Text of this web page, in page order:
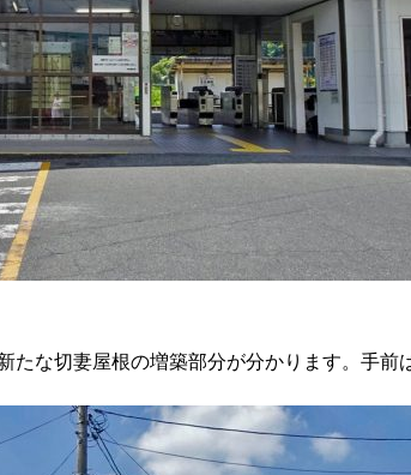
な切妻屋根の増築部分が分かります。手前